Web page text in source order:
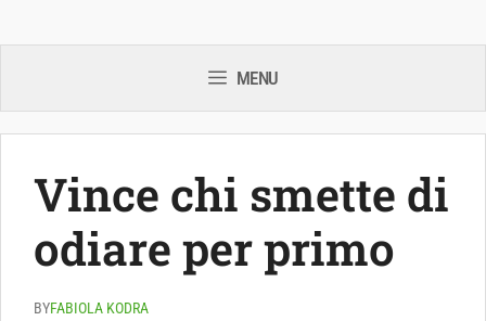
MENU
Vince chi smette di
odiare per primo
BYFABIOLA KODRA